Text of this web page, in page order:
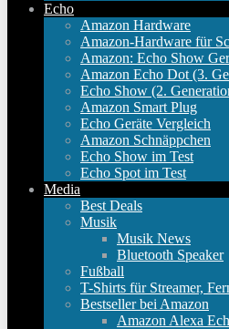
Echo
Amazon Hardware
Amazon-Hardware für
Amazon: Echo Show
Amazon Echo Dot (3.
Echo Show (2.
Amazon Smart Plug
Echo Geräte Vergleich
Amazon Schnäppchen
Echo Show im Test
Echo Spot im Test
Media
Best Deals
Musik
Musik News
Bluetooth Speaker
Fußball
T-Shirts für Streamer,
Bestseller bei Amazon
Amazon Alexa